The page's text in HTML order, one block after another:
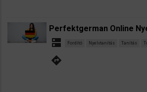
Perfektgerman Online
dns Fordító Nyelvtanítás Tanítás
directions